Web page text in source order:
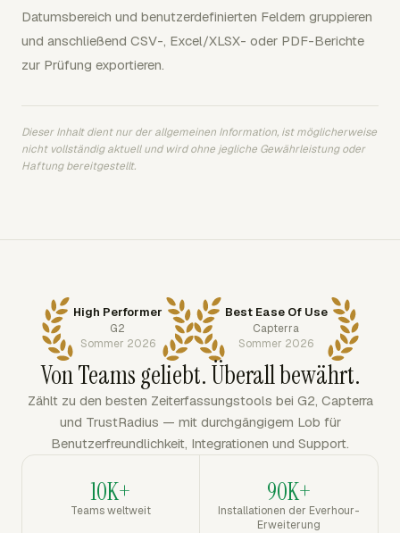
Datumsbereich und benutzerdefinierten Feldern gruppieren
und anschließend CSV-, Excel/XLSX- oder PDF-Berichte
zur Prüfung exportieren.
Dieser Inhalt dient nur der allgemeinen Information, ist möglicherweise
nicht vollständig aktuell und wird ohne jegliche Gewährleistung oder
Haftung bereitgestellt.
High Performer
G2
Sommer 2026
Best Ease Of Use
Capterra
Sommer 2026
Von Teams geliebt. Überall bewährt.
Zählt zu den besten Zeiterfassungstools bei G2, Capterra
und TrustRadius — mit durchgängigem Lob für
Benutzerfreundlichkeit, Integrationen und Support.
10K+
Teams weltweit
90K+
Installationen der Everhour-
Erweiterung